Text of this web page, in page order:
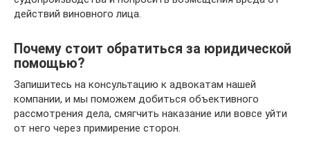
действий виновного лица.
Почему стоит обратиться за юридической
помощью?
Запишитесь на консультацию к адвокатам нашей
компании, и мы поможем добиться объективного
рассмотрения дела, смягчить наказание или вовсе уйти
от него через примирение сторон.